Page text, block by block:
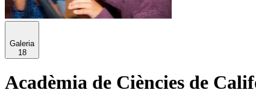
Galeria
18
Acadèmia de Ciències de